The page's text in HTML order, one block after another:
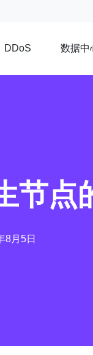
DDoS 数据中
节点
8月5日